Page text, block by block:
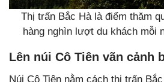
Thị trấn Bắc Hà là điểm thăm
hàng nghìn lượt du khách mỗi
Lên núi Cô Tiên vãn cảnh
Núi Cô Tiên nằm cách thị trấn